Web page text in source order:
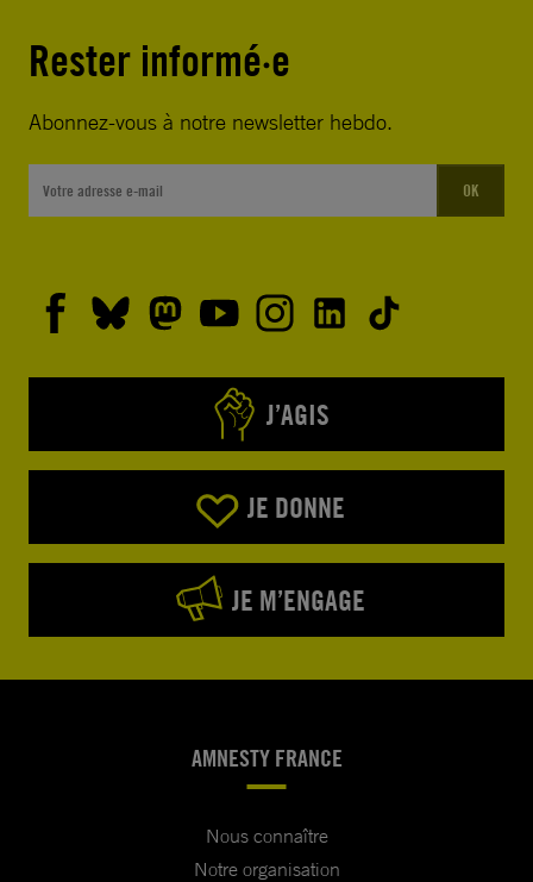
Rester informé·e
Abonnez-vous à notre newsletter hebdo.
OK
J’AGIS
JE DONNE
JE M’ENGAGE
AMNESTY FRANCE
Nous connaître
Notre organisation